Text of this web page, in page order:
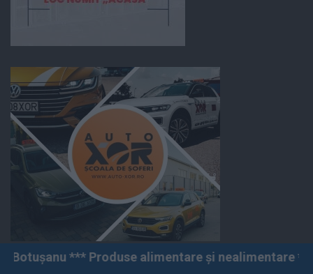
*** Produse alimentare și nealimentare *** Vânzări